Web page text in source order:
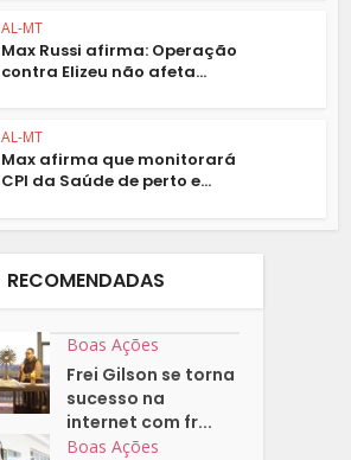
AL-MT
Max Russi afirma: Operação
contra Elizeu não afeta...
AL-MT
Max afirma que monitorará
CPI da Saúde de perto e...
RECOMENDADAS
Boas Ações
Frei Gilson se torna
sucesso na
internet com fr...
Boas Ações